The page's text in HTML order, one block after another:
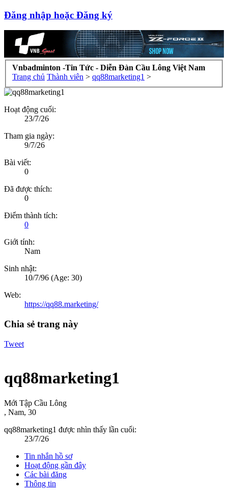
Đăng nhập hoặc Đăng ký
Vnbadminton -Tin Tức - Diễn Đàn Cầu Lông Việt Nam
Trang chủ Thành viên > qq88marketing1 >
Hoạt động cuối:
23/7/26
Tham gia ngày:
9/7/26
Bài viết:
0
Đã được thích:
0
Điểm thành tích:
0
Giới tính:
Nam
Sinh nhật:
10/7/96 (Age: 30)
Web:
https://qq88.marketing/
Chia sẻ trang này
Tweet
qq88marketing1
Mới Tập Cầu Lông
, Nam, 30
qq88marketing1 được nhìn thấy lần cuối:
23/7/26
Tin nhắn hồ sơ
Hoạt động gần đây
Các bài đăng
Thông tin